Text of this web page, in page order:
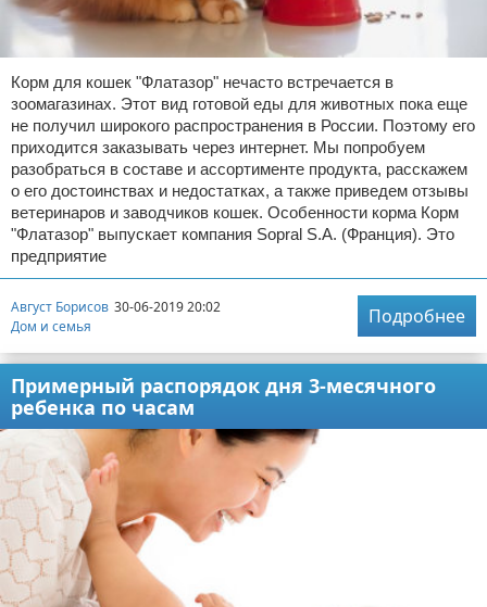
Корм для кошек "Флатазор" нечасто встречается в
зоомагазинах. Этот вид готовой еды для животных пока еще
не получил широкого распространения в России. Поэтому его
приходится заказывать через интернет. Мы попробуем
разобраться в составе и ассортименте продукта, расскажем
о его достоинствах и недостатках, а также приведем отзывы
ветеринаров и заводчиков кошек. Особенности корма Корм
"Флатазор" выпускает компания Sopral S.A. (Франция). Это
предприятие
Август Борисов 30-06-2019 20:02
Дом и семья
Подробнее
Примерный распорядок дня 3-месячного
ребенка по часам